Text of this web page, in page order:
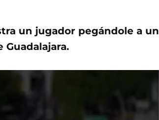
un jugador pegándole a un
Guadalajara.